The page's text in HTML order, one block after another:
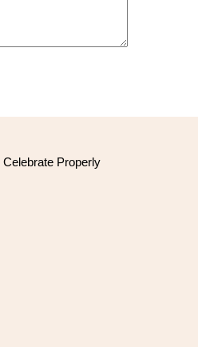
Celebrate Properly